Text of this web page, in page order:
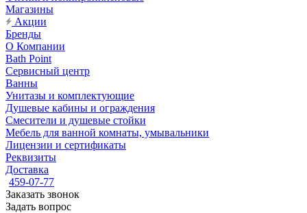
Магазины
Акции
Бренды
О Компании
Bath Point
Сервисный центр
Ванны
Унитазы и комплектующие
Душевые кабины и ограждения
Смесители и душевые стойки
Мебель для ванной комнаты, умывальники
Лицензии и сертификаты
Реквизиты
Доставка
459-07-77
Заказать звонок
Задать вопрос